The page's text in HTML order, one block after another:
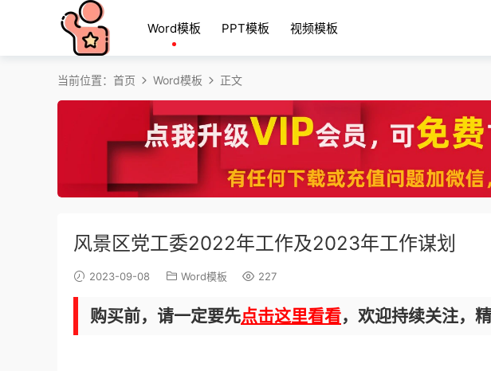
Word模板 PPT模板 视频模板
当前位置： 首页 Word模板 正文
风景区党工委2022年工作及2023年工作谋划
2023-09-08 Word模板 227
购买前，请一定要先点击这里看看，欢迎持续关注，